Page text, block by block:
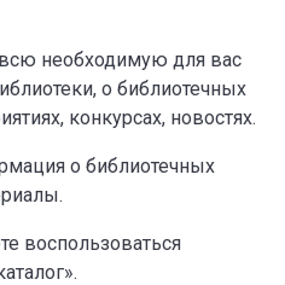
необходимую для вас
о библиотечных
конкурсах, новостях.
о библиотечных
воспользоваться